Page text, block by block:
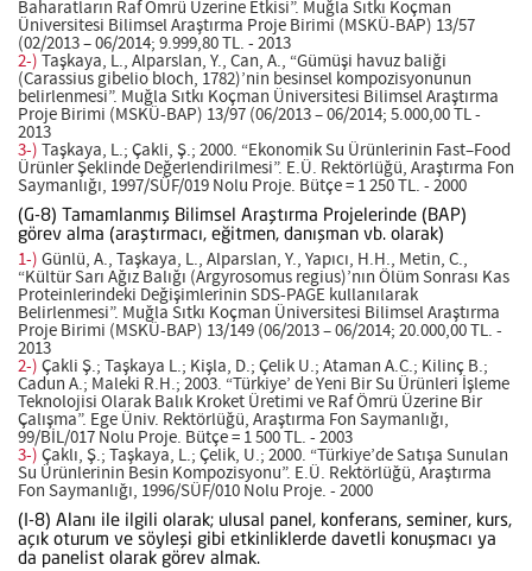
Baharatların Raf Ömrü Üzerine Etkisi”. Muğla Sıtkı Koçman
Üniversitesi Bilimsel Araştırma Proje Birimi (MSKÜ-BAP) 13/57
(02/2013 – 06/2014; 9.999,80 TL. - 2013
2-) Taşkaya, L., Alparslan, Y., Can, A., “Gümüşi havuz baliği
(Carassius gibelio bloch, 1782)’nin besinsel kompozisyonunun
belirlenmesi”. Muğla Sıtkı Koçman Üniversitesi Bilimsel Araştırma
Proje Birimi (MSKÜ-BAP) 13/97 (06/2013 – 06/2014; 5.000,00 TL -
2013
3-) Taşkaya, L.; Çakli, Ş.; 2000. “Ekonomik Su Ürünlerinin Fast–Food
Ürünler Şeklinde Değerlendirilmesi”. E.Ü. Rektörlüğü, Araştırma Fon
Saymanlığı, 1997/SÜF/019 Nolu Proje. Bütçe = 1 250 TL. - 2000
(G-8) Tamamlanmış Bilimsel Araştırma Projelerinde (BAP)
görev alma (araştırmacı, eğitmen, danışman vb. olarak)
1-) Günlü, A., Taşkaya, L., Alparslan, Y., Yapıcı, H.H., Metin, C.,
“Kültür Sarı Ağız Balığı (Argyrosomus regius)’nın Ölüm Sonrası Kas
Proteinlerindeki Değişimlerinin SDS-PAGE kullanılarak
Belirlenmesi”. Muğla Sıtkı Koçman Üniversitesi Bilimsel Araştırma
Proje Birimi (MSKÜ-BAP) 13/149 (06/2013 – 06/2014; 20.000,00 TL. -
2013
2-) Çakli Ş.; Taşkaya L.; Kişla, D.; Çelik U.; Ataman A.C.; Kilinç B.;
Cadun A.; Maleki R.H.; 2003. “Türkiye’ de Yeni Bir Su Ürünleri İşleme
Teknolojisi Olarak Balık Kroket Üretimi ve Raf Ömrü Üzerine Bir
Çalışma”. Ege Üniv. Rektörlüğü, Araştırma Fon Saymanlığı,
99/BİL/017 Nolu Proje. Bütçe = 1 500 TL. - 2003
3-) Çaklı, Ş.; Taşkaya, L.; Çelik, U.; 2000. “Türkiye’de Satışa Sunulan
Su Ürünlerinin Besin Kompozisyonu”. E.Ü. Rektörlüğü, Araştırma
Fon Saymanlığı, 1996/SÜF/010 Nolu Proje. - 2000
(I-8) Alanı ile ilgili olarak; ulusal panel, konferans, seminer, kurs,
açık oturum ve söyleşi gibi etkinliklerde davetli konuşmacı ya
da panelist olarak görev almak.